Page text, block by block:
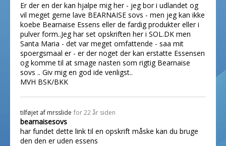
Er der en der kan hjalpe mig her - jeg bor i udlandet og
vil meget gerne lave BEARNAISE sovs - men jeg kan ikke
koebe Bearnaise Essens eller de fardig produkter eller i
pulver form..Jeg har set opskriften her i SOL.DK men
Santa Maria - det var meget omfattende - saa mit
spoergsmaal er - er der noget der kan erstatte Essensen
og komme til at smage nasten som rigtig Bearnaise
sovs .. Giv mig en god ide venligst..
MVH BSK/BKK
tilføjet af mrsslide for 22 år siden
bearnaisesovs
har fundet dette link til en opskrift måske kan du bruge
den den er uden essens